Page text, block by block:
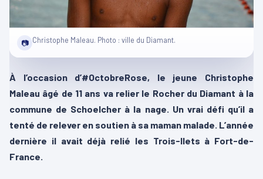
📷 Christophe Maleau. Photo : ville du Diamant.
À l’occasion d’#OctobreRose, le jeune Christophe
Maleau âgé de 11 ans va relier le Rocher du Diamant à la
commune de Schoelcher à la nage. Un vrai défi qu’il a
tenté de relever en soutien à sa maman malade. L’année
dernière il avait déjà relié les Trois-Ilets à Fort-de-
France.